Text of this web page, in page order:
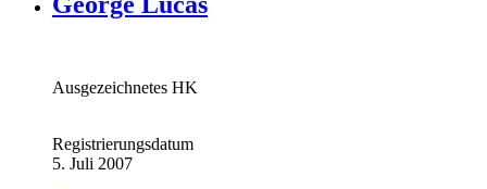
Ausgezeichnetes HK
Registrierungsdatum
5. Juli 2007